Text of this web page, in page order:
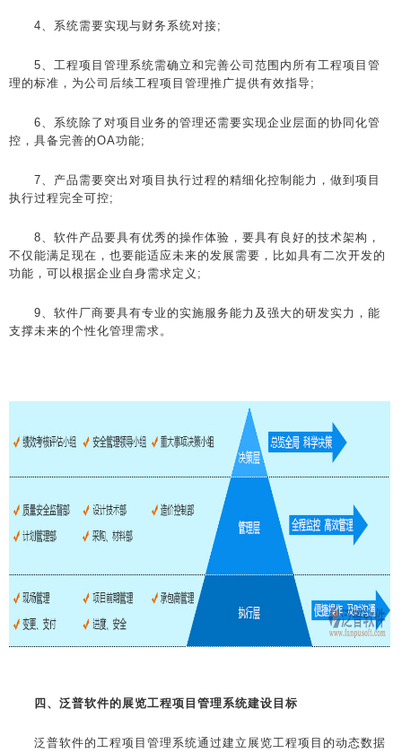
4、系统需要实现与财务系统对接;
5、工程项目管理系统需确立和完善公司范围内所有工程项目管
理的标准，为公司后续工程项目管理推广提供有效指导;
6、系统除了对项目业务的管理还需要实现企业层面的协同化管
控，具备完善的OA功能;
7、产品需要突出对项目执行过程的精细化控制能力，做到项目
执行过程完全可控;
8、软件产品要具有优秀的操作体验，要具有良好的技术架构，
不仅能满足现在，也要能适应未来的发展需要，比如具有二次开发的
功能，可以根据企业自身需求定义;
9、软件厂商要具有专业的实施服务能力及强大的研发实力，能
支撑未来的个性化管理需求。
四、泛普软件的展览工程项目管理系统建设目标
泛普软件的工程项目管理系统通过建立展览工程项目的动态数据